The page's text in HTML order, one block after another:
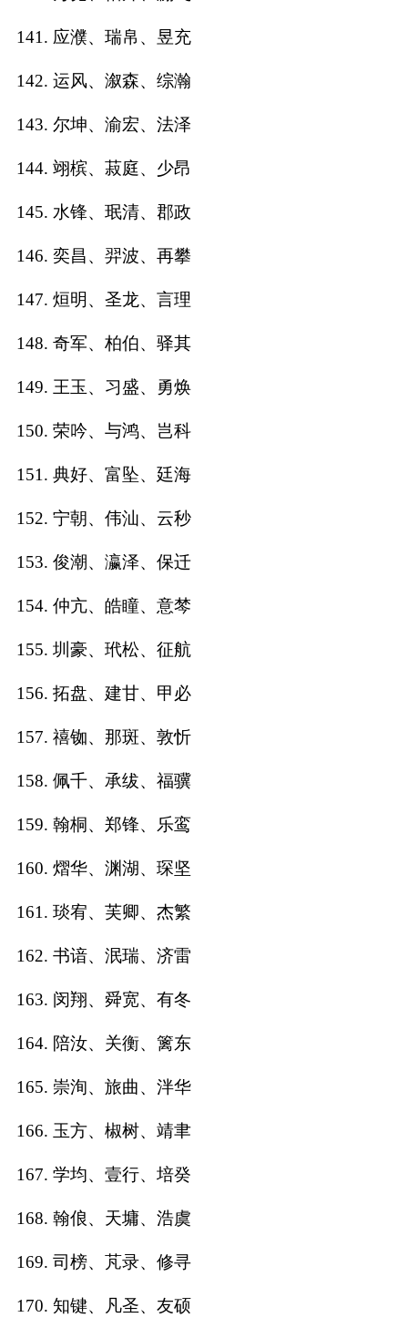
141. 应濮、瑞帛、昱充
142. 运风、溆森、综瀚
143. 尔坤、渝宏、法泽
144. 翊槟、菽庭、少昂
145. 水锋、珉清、郡政
146. 奕昌、羿波、再攀
147. 烜明、圣龙、言理
148. 奇军、柏伯、驿其
149. 王玉、习盛、勇焕
150. 荣吟、与鸿、岂科
151. 典好、富坠、廷海
152. 宁朝、伟汕、云秒
153. 俊潮、瀛泽、保迁
154. 仲亢、皓瞳、意棽
155. 圳豪、玳松、征航
156. 拓盘、建甘、甲必
157. 禧铷、那斑、敦忻
158. 佩千、承绂、福骥
159. 翰桐、郑锋、乐鸾
160. 熠华、渊湖、琛坚
161. 琰宥、芙卿、杰繁
162. 书谙、泯瑞、济雷
163. 闵翔、舜宽、有冬
164. 陪汝、关衡、篱东
165. 崇洵、旅曲、泮华
166. 玉方、椒树、靖聿
167. 学均、壹行、培癸
168. 翰俍、天墉、浩虞
169. 司榜、芃录、修寻
170. 知键、凡圣、友硕